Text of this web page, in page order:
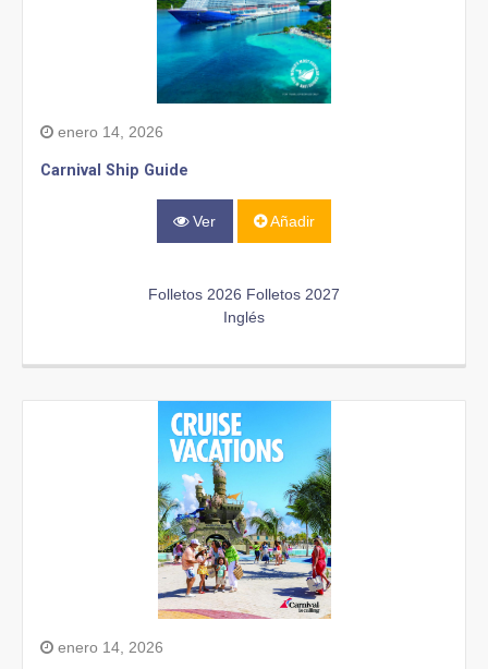
enero 14, 2026
Carnival Ship Guide
Ver Añadir
Folletos 2026 Folletos 2027
Inglés
enero 14, 2026